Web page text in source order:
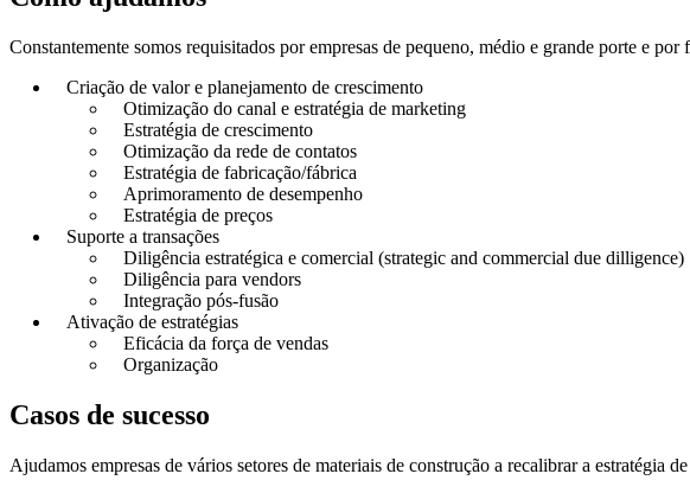
Constantemente somos requisitados por empresas de pequeno, médio e grande porte e
Criação de valor e planejamento de crescimento
Otimização do canal e estratégia de marketing
Estratégia de crescimento
Otimização da rede de contatos
Estratégia de fabricação/fábrica
Aprimoramento de desempenho
Estratégia de preços
Suporte a transações
Diligência estratégica e comercial (strategic and commercial due dilligence)
Diligência para vendors
Integração pós-fusão
Ativação de estratégias
Eficácia da força de vendas
Organização
Casos de sucesso
Ajudamos empresas de vários setores de materiais de construção a recalibrar a